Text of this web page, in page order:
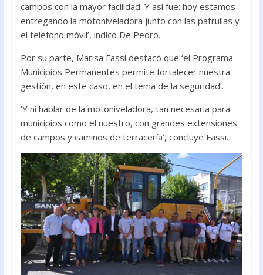
campos con la mayor facilidad. Y así fue: hoy estamos
entregando la motoniveladora junto con las patrullas y
el teléfono móvil’, indicó De Pedro.
Por su parte, Marisa Fassi destacó que ‘el Programa
Municipios Permanentes permite fortalecer nuestra
gestión, en este caso, en el tema de la seguridad’.
‘Y ni hablar de la motoniveladora, tan necesaria para
municipios como el nuestro, con grandes extensiones
de campos y caminos de terracería’, concluye Fassi.